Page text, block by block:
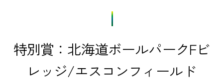
特別賞：北海道ボールパークFビ
レッジ/エスコンフィールド